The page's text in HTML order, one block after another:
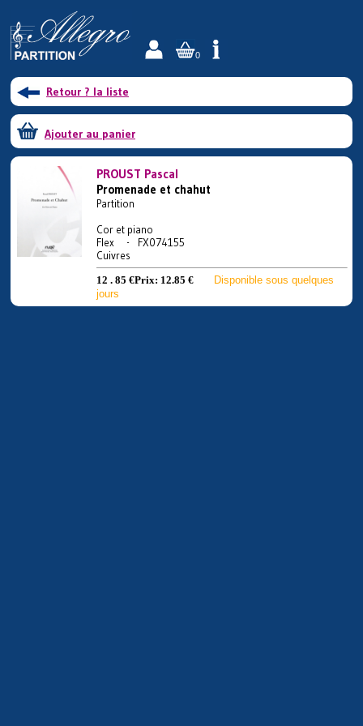
0
Retour ? la liste
Ajouter au panier
PROUST Pascal
Promenade et chahut
Partition
Cor et piano
Flex - FX074155
Cuivres
12 . 85 €Prix: 12.85 €
Disponible sous quelques
jours